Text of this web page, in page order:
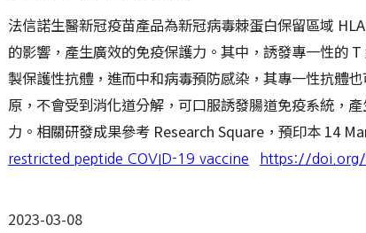
法信諾生醫新冠疫苗產品為新冠病毒棘蛋白保留區域
的影響，產生廣效的免疫保護力。其中，誘發專一性的
製保護性抗體，進而中和病毒預防感染，其專一性抗體
原，不會受到消化道分解，可口服誘發腸道免疫系統，
力。相關研發成果參考 Research Square，預印本 14
restricted peptide COVID-19 vaccine
https://
2023-03-08